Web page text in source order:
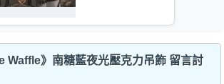
Waffle》南糖藍夜光壓克力吊飾 留言討